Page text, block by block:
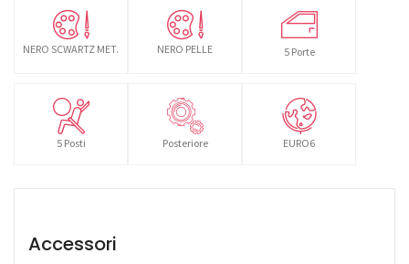
NERO SCWARTZ MET. NERO PELLE 5 Porte
5 Posti Posteriore EURO6
Accessori